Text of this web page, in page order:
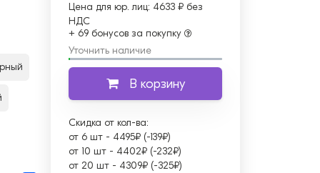
Цена для юр. лиц: 4633 ₽ без
НДС
+ 69 бонусов за покупку
Уточнить наличие
В корзину
Скидка от кол-ва:
от 6 шт - 4495₽ (-139₽)
от 10 шт - 4402₽ (-232₽)
от 20 шт - 4309₽ (-325₽)